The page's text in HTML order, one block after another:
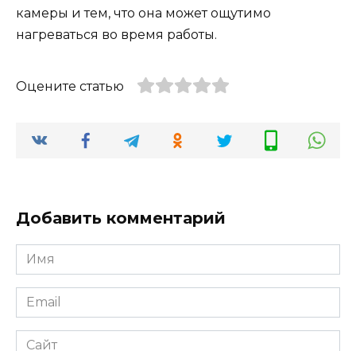
камеры и тем, что она может ощутимо
нагреваться во время работы.
Оцените статью
Добавить комментарий
Имя
Email
Сайт